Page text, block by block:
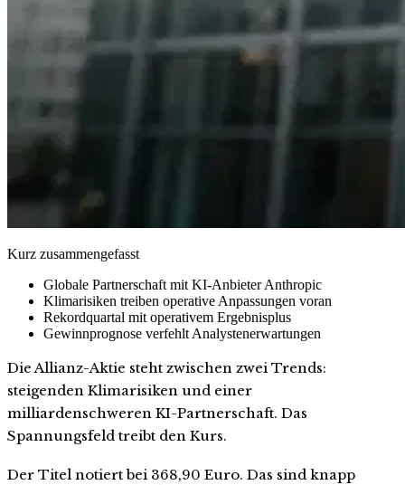
Kurz zusammengefasst
Globale Partnerschaft mit KI-Anbieter Anthropic
Klimarisiken treiben operative Anpassungen voran
Rekordquartal mit operativem Ergebnisplus
Gewinnprognose verfehlt Analystenerwartungen
Die Allianz-Aktie steht zwischen zwei Trends:
steigenden Klimarisiken und einer
milliardenschweren KI-Partnerschaft. Das
Spannungsfeld treibt den Kurs.
Der Titel notiert bei 368,90 Euro. Das sind knapp